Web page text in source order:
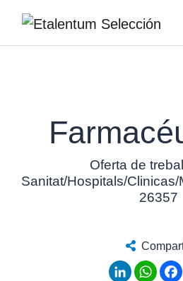
Oferta de
Sanitat/Hospitals/
26357
LinkedIn